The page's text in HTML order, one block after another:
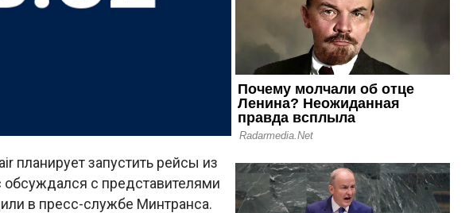
планирует запустить рейсы из
обсуждался с представителями
в пресс-службе Минтранса.